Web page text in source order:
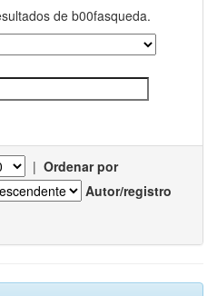
de b00fasqueda.
| Ordenar por
Autor/registro